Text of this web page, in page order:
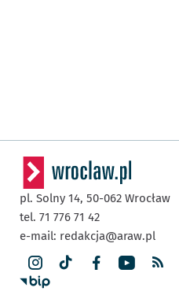
pl. Solny 14, 50-062 Wrocław
tel. 71 776 71 42
e-mail: redakcja@araw.pl